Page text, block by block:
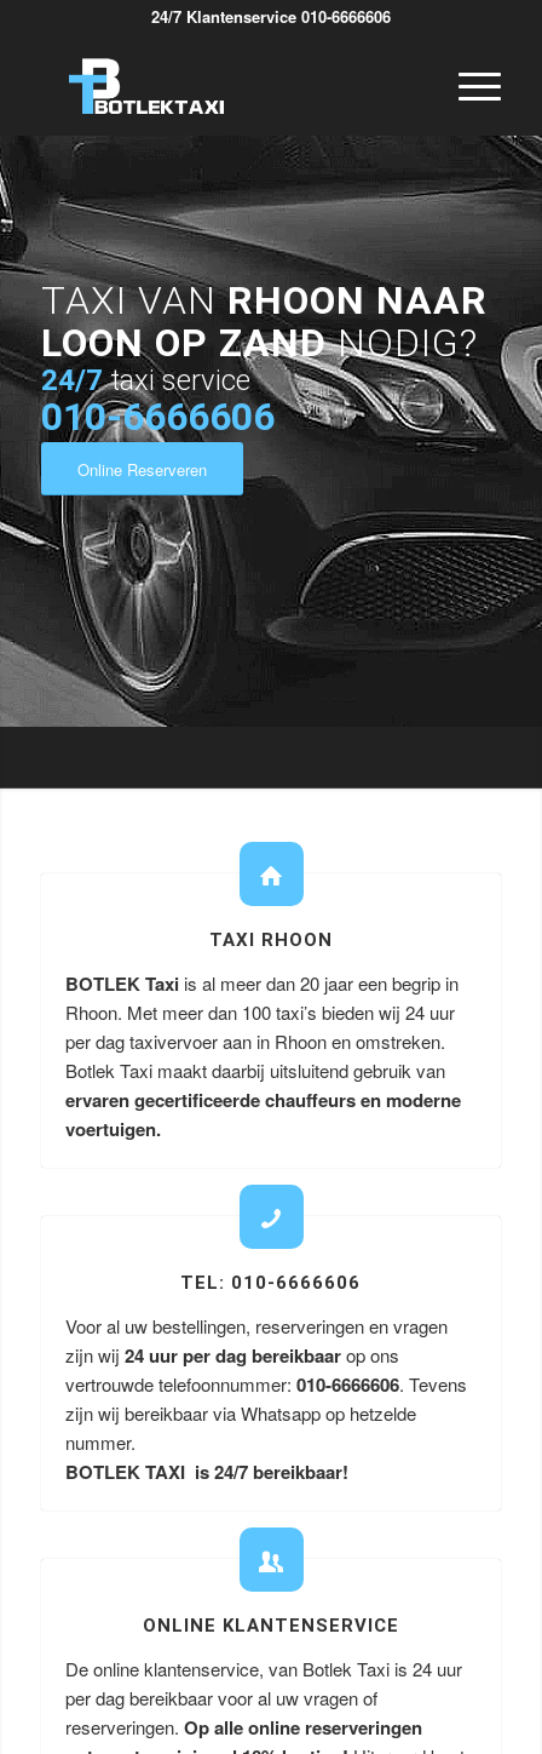
24/7 Klantenservice 010-6666606
TAXI VANRHOON NAAR
LOON OP ZANDNODIG?
24/7 taxi service
010-6666606
Online Reserveren
TAXI RHOON
BOTLEK Taxi is al meer dan 20 jaar een begrip in
Rhoon. Met meer dan 100 taxi’s bieden wij 24 uur
per dag taxivervoer aan in Rhoon en omstreken.
Botlek Taxi maakt daarbij uitsluitend gebruik van
ervaren gecertificeerde chauffeurs en moderne
voertuigen.
TEL: 010-6666606
Voor al uw bestellingen, reserveringen en vragen
zijn wij 24 uur per dag bereikbaarop ons
vertrouwde telefoonnummer: 010-6666606. Tevens
zijn wij bereikbaar via Whatsapp op hetzelde
nummer.
BOTLEK TAXI is 24/7 bereikbaar!
ONLINE KLANTENSERVICE
De online klantenservice, van Botlek Taxi is 24 uur
per dag bereikbaar voor al uw vragen of
reserveringen. Op alle online reserveringen